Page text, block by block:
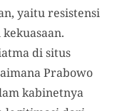
yaitu resistensi
di situs
Prabowo
kabinetnya